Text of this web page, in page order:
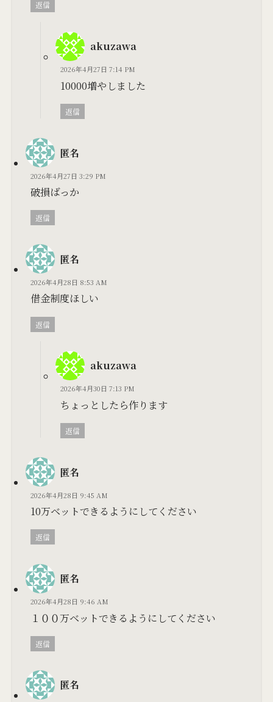
返信
akuzawa
2026年4月27日 7:14 PM
10000増やしました
返信
匿名
2026年4月27日 3:29 PM
破損ばっか
返信
匿名
2026年4月28日 8:53 AM
借金制度ほしい
返信
akuzawa
2026年4月30日 7:13 PM
ちょっとしたら作ります
返信
匿名
2026年4月28日 9:45 AM
10万ベットできるようにしてください
返信
匿名
2026年4月28日 9:46 AM
１００万ベットできるようにしてください
返信
匿名